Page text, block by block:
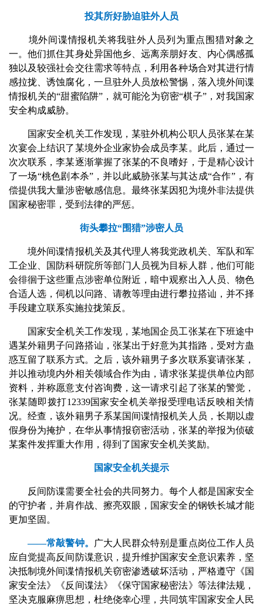
投其所好胁迫驻外人员
境外间谍情报机关将我驻外人员列为重点围猎对象之
一。他们抓住其身处异国他乡、远离亲朋好友、内心偶感孤
独以及较强社会交往需求等特点，利用各种场合对其进行情
感拉拢、诱蚀腐化，一旦驻外人员放松警惕，落入境外间谍
情报机关的“甜蜜陷阱”，就可能沦为窃密“棋子”，对我国家
安全构成威胁。
国家安全机关工作发现，某驻外机构公职人员张某在某
次宴会上结识了某境外企业家协会成员李某。此后，通过一
次次联系，李某逐渐掌握了张某的不良嗜好，于是精心设计
了一场“桃色剧本杀”，并以此威胁张某与其达成“合作”，有
偿提供我大量涉密敏感信息。最终张某因犯为境外非法提供
国家秘密罪，受到法律的严惩。
街头攀拉“围猎”涉密人员
境外间谍情报机关及其代理人将我党政机关、军队和军
工企业、国防科研院所等部门人员视为目标人群，他们可能
会徘徊于这些重点涉密单位附近，暗中观察出入人员、物色
合适人选，伺机以问路、请教等理由进行攀拉搭讪，并不择
手段建立联系实施拉拢策反。
国家安全机关工作发现，某地国企员工张某在下班途中
遇某外籍男子问路搭讪，张某出于好意为其指路，受对方蛊
惑互留了联系方式。之后，该外籍男子多次联系宴请张某，
并以推动境内外相关领域合作为由，请求张某提供单位内部
资料，并称愿意支付咨询费，这一请求引起了张某的警觉，
张某随即拨打12339国家安全机关举报受理电话反映相关情
况。经查，该外籍男子系某国间谍情报机关人员，长期以虚
假身份为掩护，在华从事情报窃密活动，张某的举报为侦破
某案件发挥重大作用，得到了国家安全机关奖励。
国家安全机关提示
反间防谍需要全社会的共同努力。每个人都是国家安全
的守护者，并肩作战、擦亮双眼，国家安全的钢铁长城才能
更加坚固。
——常敲警钟。
广大人民群众特别是重点岗位工作人员
应自觉提高反间防谍意识，提升维护国家安全意识素养，坚
决抵制境外间谍情报机关窃密渗透破坏活动，严格遵守《国
家安全法》《反间谍法》《保守国家秘密法》等法律法规，
坚决克服麻痹思想，杜绝侥幸心理，共同筑牢国家安全人民